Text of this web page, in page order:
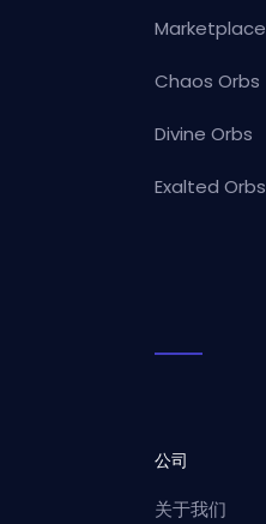
Marketplace
Chaos Orbs
Divine Orbs
Exalted Orbs
公司
关于我们